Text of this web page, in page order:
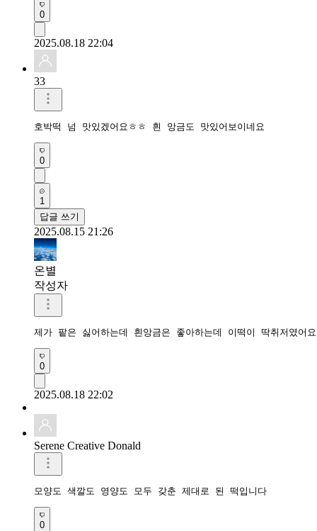
0
2025.08.18 22:04
33
호박떡 넘 맛있겠어요ㅎㅎ 흰 앙금도 맛있어보이네요
0
1
답글 쓰기
2025.08.15 21:26
온별
작성자
제가 팥은 싫어하는데 흰앙금은 좋아하는데 이떡이 딱취저였어요
0
2025.08.18 22:02
Serene Creative Donald
모양도 색깔도 영양도 모두 갖춘 제대로 된 떡입니다
0